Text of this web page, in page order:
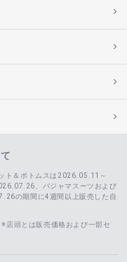
ト＆ボトムスは2026.05.11～
、 パジャマスーツおよび
の期間に4週間以上販売した自
店頭とは販売価格および一部セ